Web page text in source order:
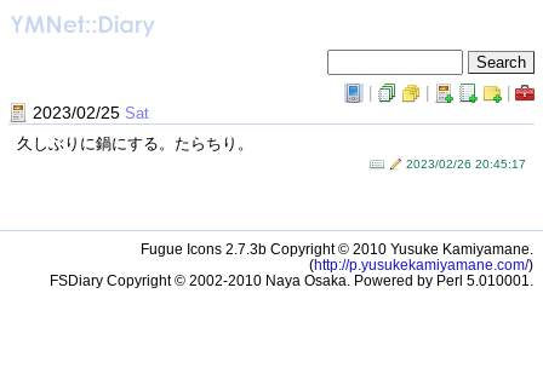
| | |
2023/02/25 Sat
久しぶりに鍋にする。たらちり。
2023/02/26 20:45:17
Fugue Icons 2.7.3b Copyright © 2010 Yusuke Kamiyamane.
(http://p.yusukekamiyamane.com/)
FSDiary Copyright © 2002-2010 Naya Osaka. Powered by Perl 5.010001.